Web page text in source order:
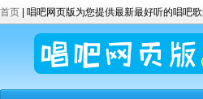
首页 | 唱吧网页版为您提供最新最好听的唱吧